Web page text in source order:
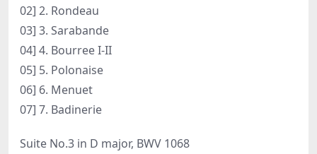
02] 2. Rondeau
03] 3. Sarabande
04] 4. Bourree I-II
05] 5. Polonaise
06] 6. Menuet
07] 7. Badinerie
Suite No.3 in D major, BWV 1068